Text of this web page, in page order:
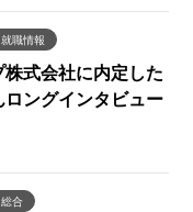
就職情報
式会社に内定した
ングインタビュー
総合